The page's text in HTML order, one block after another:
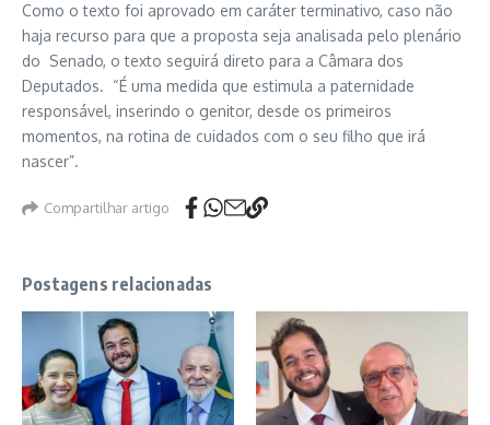
Como o texto foi aprovado em caráter terminativo, caso não
haja recurso para que a proposta seja analisada pelo plenário
do Senado, o texto seguirá direto para a Câmara dos
Deputados. “É uma medida que estimula a paternidade
responsável, inserindo o genitor, desde os primeiros
momentos, na rotina de cuidados com o seu filho que irá
nascer”.
Compartilhar artigo
Postagens relacionadas